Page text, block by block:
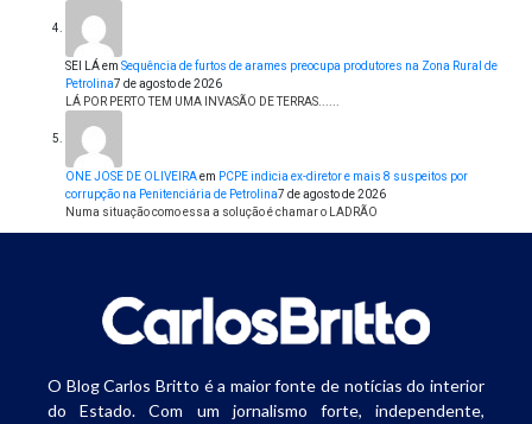
SEI LÁem Sequência de furtos de arames preocupa produtores na Zona Rural de
Petrolina7 de agosto de 2026
LÁ POR PERTO TEM UMA INVASÃO DE TERRAS......
ONE JOSE DE OLIVEIRAem PCPE indicia ex-diretor e mais 8 suspeitos por
corrupção na Penitenciária de Petrolina7 de agosto de 2026
Numa situação como essa a solução é chamar o LADRÃO
O Blog Carlos Britto é a maior fonte de notícias do interior
do Estado. Com um jornalismo forte, independente,